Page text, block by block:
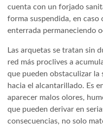
cuenta con un forjado
forma suspendida, en
enterrada permaneciendo
Las arquetas se tratan sin
red más proclives a
que pueden obstaculizar la
hacia el alcantarillado. Es
aparecer malos olores,
que pueden derivar en
consecuencias, no solo